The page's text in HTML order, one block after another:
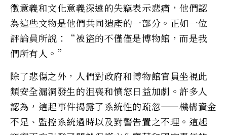
徵意義和文化意義深遠的失竊表示悲痛，他們認
為這些文物是他們共同遺產的一部分。正如一位
評論員所說：“被盜的不僅僅是博物館，而是我
們所有人。”
除了悲傷之外，人們對政府和博物館官員坐視此
類安全漏洞發生的沮喪和憤怒日益加劇。許多人
認為，這起事件揭露了系統性的疏忽——機構資金
不足、監控系統過時以及對警告置之不理。這起